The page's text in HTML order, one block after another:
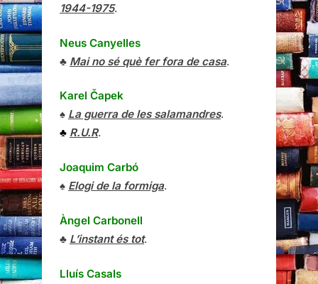
1944-1975.
Neus Canyelles
♣ Mai no sé què fer fora de casa.
Karel Čapek
♠ La guerra de les salamandres.
♣ R.U.R.
Joaquim Carbó
♠ Elogi de la formiga.
Àngel Carbonell
♣ L’instant és tot.
Lluís Casals